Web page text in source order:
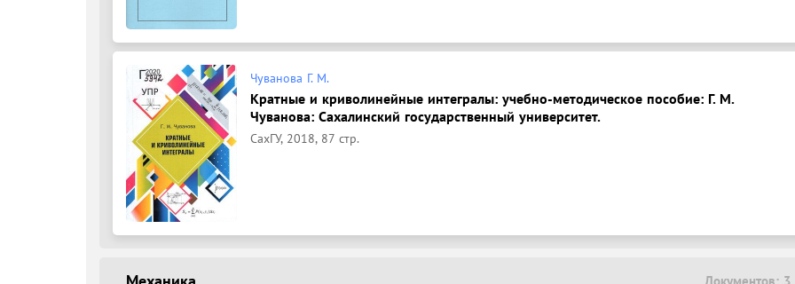
Чуванова Г. М.
Кратные и криволинейные интегралы: учебно-методическое пособие: Г. М.
Чуванова: Сахалинский государственный университет.
СахГУ, 2018, 87 стр.